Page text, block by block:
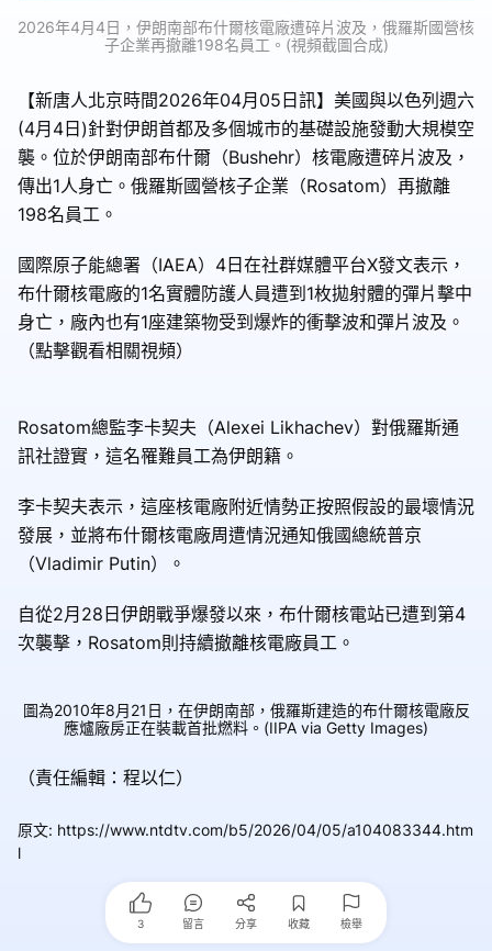
2026年4月4日，伊朗南部布什爾核電廠遭碎片波及，俄羅斯國營核
子企業再撤離198名員工。(視頻截圖合成)
【新唐人北京時間2026年04月05日訊】美國與以色列週六
(4月4日)針對伊朗首都及多個城市的基礎設施發動大規模空
襲。位於伊朗南部布什爾（Bushehr）核電廠遭碎片波及，
傳出1人身亡。俄羅斯國營核子企業（Rosatom）再撤離
198名員工。
國際原子能總署（IAEA）4日在社群媒體平台X發文表示，
布什爾核電廠的1名實體防護人員遭到1枚拋射體的彈片擊中
身亡，廠內也有1座建築物受到爆炸的衝擊波和彈片波及。
（點擊觀看相關視頻）
Rosatom總監李卡契夫（Alexei Likhachev）對俄羅斯通
訊社證實，這名罹難員工為伊朗籍。
李卡契夫表示，這座核電廠附近情勢正按照假設的最壞情況
發展，並將布什爾核電廠周遭情況通知俄國總統普京
（Vladimir Putin）。
自從2月28日伊朗戰爭爆發以來，布什爾核電站已遭到第4
次襲擊，Rosatom則持續撤離核電廠員工。
圖為2010年8月21日，在伊朗南部，俄羅斯建造的布什爾核電廠反
應爐廠房正在裝載首批燃料。(IIPA via Getty Images)
（責任編輯：程以仁）
原文: https://www.ntdtv.com/b5/2026/04/05/a104083344.htm
l
3 留言 分享 收藏 檢舉